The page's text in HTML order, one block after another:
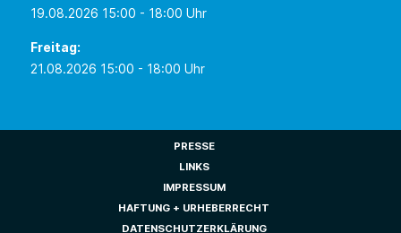
19.08.2026 15:00 - 18:00 Uhr
Freitag:
21.08.2026 15:00 - 18:00 Uhr
PRESSE
LINKS
IMPRESSUM
HAFTUNG + URHEBERRECHT
DATENSCHUTZERKLÄRUNG